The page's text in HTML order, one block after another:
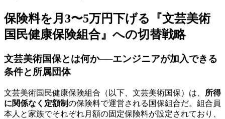
保険料を月3〜5万円下げる『文芸美術
国民健康保険組合』への切替戦略
文芸美術国保とは何か──エンジニアが加入できる
条件と所属団体
文芸美術国民健康保険組合（以下、文芸美術国保）は、 所得
に関係なく定額制の保険料で運営される国保組合だ。組合員
本人と家族でそれぞれ月額の固定保険料が設定されており、